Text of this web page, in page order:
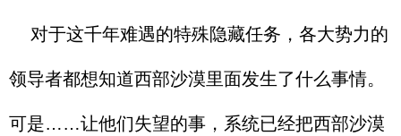
对于这千年难遇的特殊隐藏任务，各大势力的
领导者都想知道西部沙漠里面发生了什么事情。
可是……让他们失望的事，系统已经把西部沙漠